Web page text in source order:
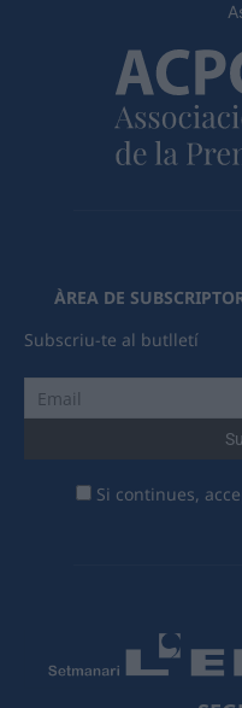
ÀREA DE
Subscriu-te al butlletí
Si continues,